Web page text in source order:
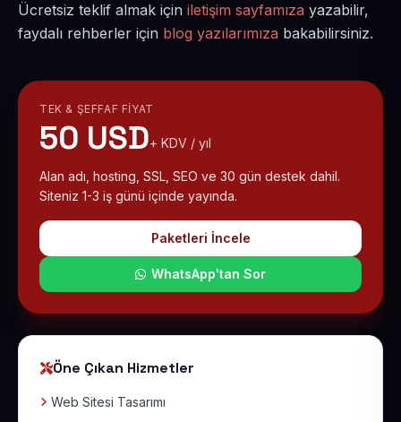
Ücretsiz teklif almak için iletişim sayfamıza yazabilir,
faydalı rehberler için blog yazılarımıza bakabilirsiniz.
TEK & ŞEFFAF FIYAT
50 USD+ KDV / yıl
Alan adı, hosting, SSL, SEO ve 30 gün destek dahil.
Siteniz 1-3 iş günü içinde yayında.
Paketleri İncele
WhatsApp'tan Sor
Öne Çıkan Hizmetler
Web Sitesi Tasarımı